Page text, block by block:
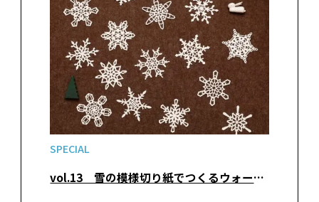
SPECIAL
vol.13 雪の模様切り紙でつくるウォールインテリア